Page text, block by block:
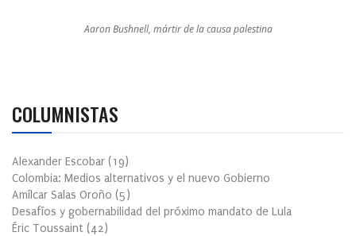
Aaron Bushnell, mártir de la causa palestina
COLUMNISTAS
Alexander Escobar (19)
Colombia: Medios alternativos y el nuevo Gobierno
Amílcar Salas Oroño (5)
Desafíos y gobernabilidad del próximo mandato de Lula
Éric Toussaint (42)